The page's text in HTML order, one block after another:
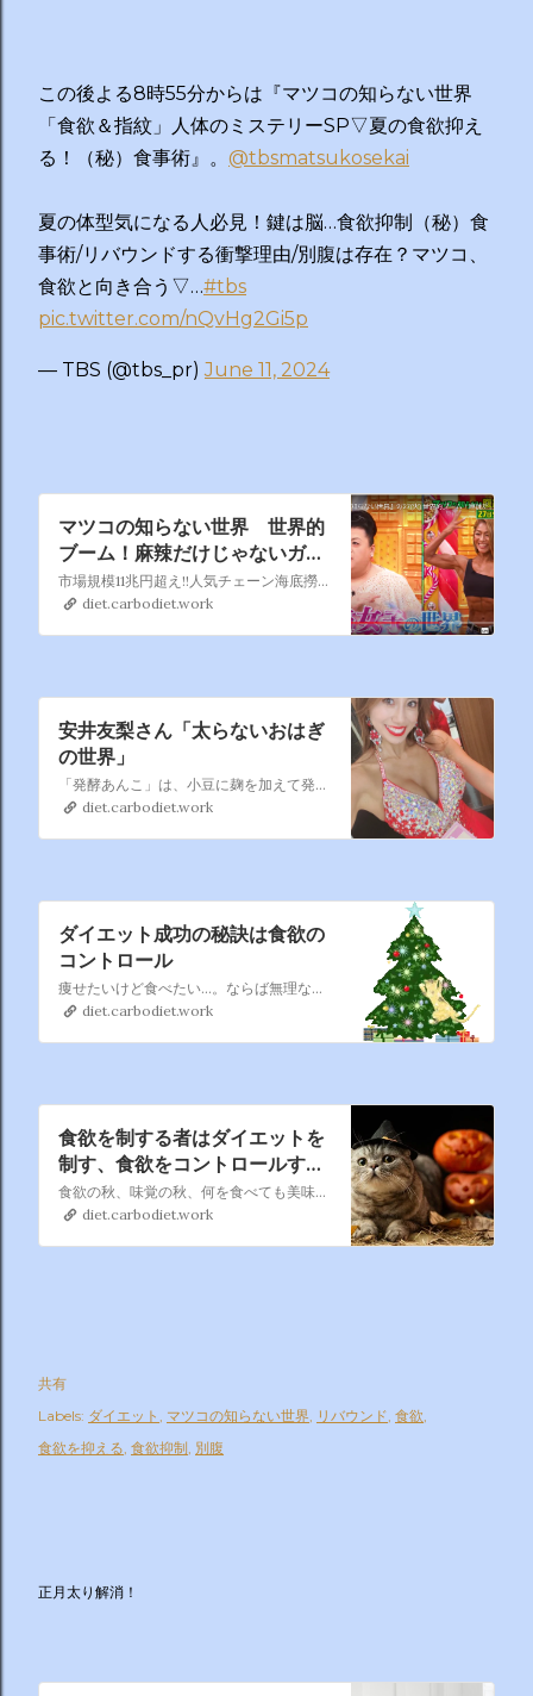
この後よる8時55分からは『マツコの知らない世界
「食欲＆指紋」人体のミステリーSP▽夏の食欲抑え
る！（秘）食事術』。 @tbsmatsukosekai
夏の体型気になる人必見！鍵は脳…食欲抑制（秘）食
事術/リバウンドする衝撃理由/別腹は存在？マツコ、
食欲と向き合う▽…#tbs
pic.twitter.com/nQvHg2Gi5p
— TBS (@tbs_pr)June 11, 2024
マツコの知らない世界 世界的
ブーム！麻辣だけじゃないガチ
火鍋▽巷で急増！腹筋女子📺
2/27 (火) 20:57 ～ 22:00
市場規模11兆円超え!!人気チェーン海底撈/本場中国ガチ火鍋/スープも美味しい日本火鍋▽コロナ禍でトレーニングをする女性急増！韓国アイドル＆モデル美腹筋続々
diet.carbodiet.work
安井友梨さん「太らないおはぎ
の世界」
「発酵あんこ」は、小豆に麹を加えて発酵させたもの 発酵あんこには砂糖が含まれないので、食べても血糖値上がらない そのうえ、食物繊維が豊富で腸内環境を整える作用があり、 美肌効果も期待できます。 鉄分や亜鉛も多く含む、 女性にはうれしい食品㊙️㊙️
diet.carbodiet.work
ダイエット成功の秘訣は食欲の
コントロール
痩せたいけど食べたい…。ならば無理なく＆ラクに痩せるための食欲ホルモンコントロール術を身につけよう。食行動のメカニズムを研究する京都大学大学院、佐々木努先生に3つのポイントを教えてもらった。
diet.carbodiet.work
食欲を制する者はダイエットを
制す、食欲をコントロールする
コツがある！
食欲の秋、味覚の秋、何を食べても美味しいですよね。 食欲に任せて好き勝手に食べると、そりぁあ、太りますよね。 では、どのようにして食欲をコントロールするのか、そこが課題なのです。
diet.carbodiet.work
共有
Labels: ダイエット マツコの知らない世界 リバウンド 食欲
食欲を抑える 食欲抑制 別腹
正月太り解消！